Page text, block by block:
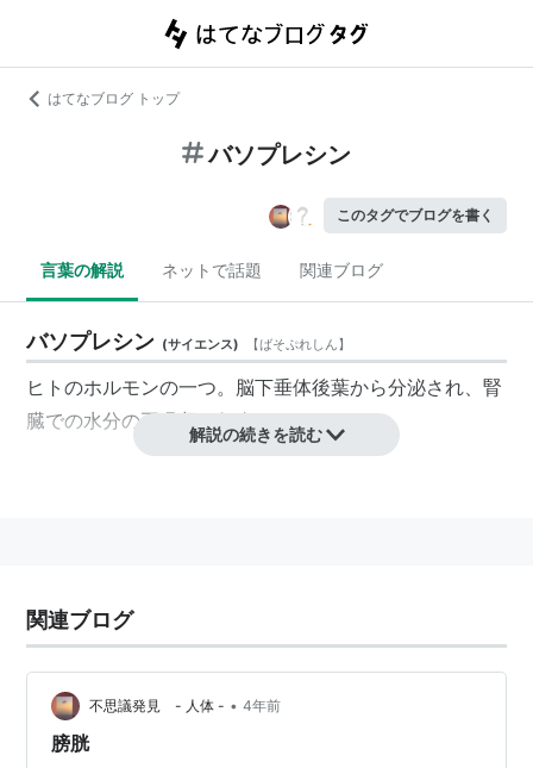
はてなブログ トップ
バソプレシン
このタグでブログを書く
言葉の解説 ネットで話題 関連ブログ
バソプレシン (サイエンス) 【ばそぷれしん】
ヒトのホルモンの一つ。脳下垂体後葉から分泌され、腎
臓での水分の再吸収を促進する。
解説の続きを読む
関連ブログ
不思議発見 - 人体 - • 4年前
膀胱